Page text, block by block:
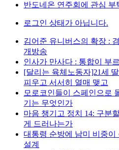
반도네온 연주회에 관심 부
로그인 상태가 아닙니다.
김어준 유니버스의 확장 :
개방송
인사가 만사다 : 통합이 부
[달리는 육체노동자]21세
피우고 서서히 열매 맺고
모로코인들이 스페인으로
기는 무엇인가
마음 챙기고 정치 14: 구분
게 드러나는가
대통령 순방에 남미 비중
설계